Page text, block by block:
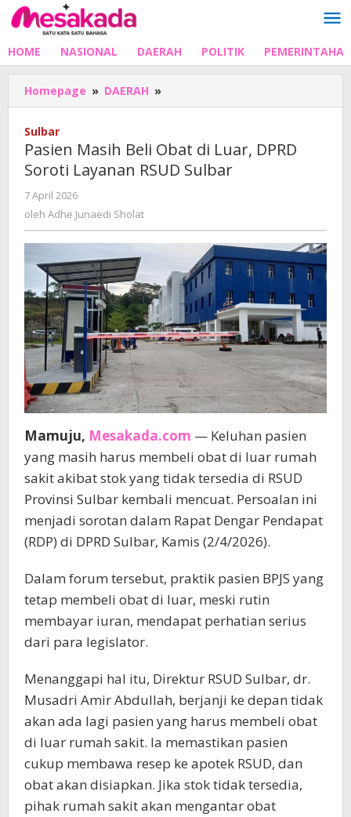
Lewati
ke
HOME NASIONAL DAERAH POLITIK
Homepage » DAERAH »
Masih
di
Luar,
Sulbar
Pasien Masih Beli Obat di Luar, DPRD
Soroti Layanan RSUD Sulbar
7 April 2026
Adhe
oleh Adhe Junaedi Sholat
Mamuju, Mesakada.com — Keluhan pasien
yang masih harus membeli obat di luar rumah
sakit akibat stok yang tidak tersedia di RSUD
Provinsi Sulbar kembali mencuat. Persoalan ini
menjadi sorotan dalam Rapat Dengar Pendapat
(RDP) di DPRD Sulbar, Kamis (2/4/2026).
Dalam forum tersebut, praktik pasien BPJS yang
tetap membeli obat di luar, meski rutin
membayar iuran, mendapat perhatian serius
dari para legislator.
Menanggapi hal itu, Direktur RSUD Sulbar, dr.
Musadri Amir Abdullah, berjanji ke depan tidak
akan ada lagi pasien yang harus membeli obat
di luar rumah sakit. Ia memastikan pasien
cukup membawa resep ke apotek RSUD, dan
obat akan disiapkan. Jika stok tidak tersedia,
pihak rumah sakit akan mengantar obat